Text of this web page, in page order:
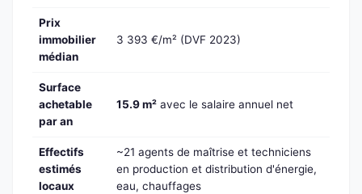
Prix
immobilier
médian
3 393 €/m² (DVF 2023)
Surface
achetable
par an
15.9 m² avec le salaire annuel net
Effectifs
estimés
locaux
~21 agents de maîtrise et techniciens
en production et distribution d'énergie,
eau, chauffages